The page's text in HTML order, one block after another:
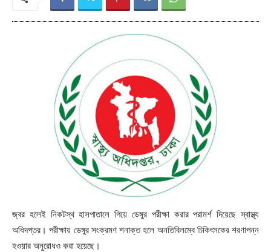
জ্বর হলেই নিকটস্থ হাসপাতালে গিয়ে ডেঙ্গুর পরীক্ষা করার পরামর্শ দিয়েছে স্বাস্থ্য
অধিদপ্তর। পরীক্ষায় ডেঙ্গুর সংক্রমণ শনাক্ত হলে অনতিবিলম্বে চিকিৎসকের শরণাপন্ন
হওয়ার অনুরোধও করা হয়েছে।